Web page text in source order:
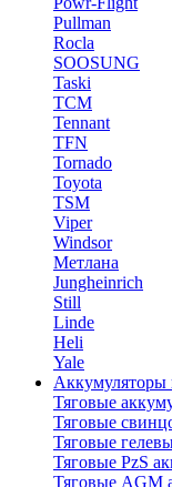
Pullman
Rocla
SOOSUNG
Taski
TCM
Tennant
TFN
Tornado
Toyota
TSM
Viper
Windsor
Метлана
Jungheinrich
Still
Linde
Heli
Yale
Аккумуляторы
Тяговые
Тяговые
Тяговые
Тяговые PzS
Тяговые AGM